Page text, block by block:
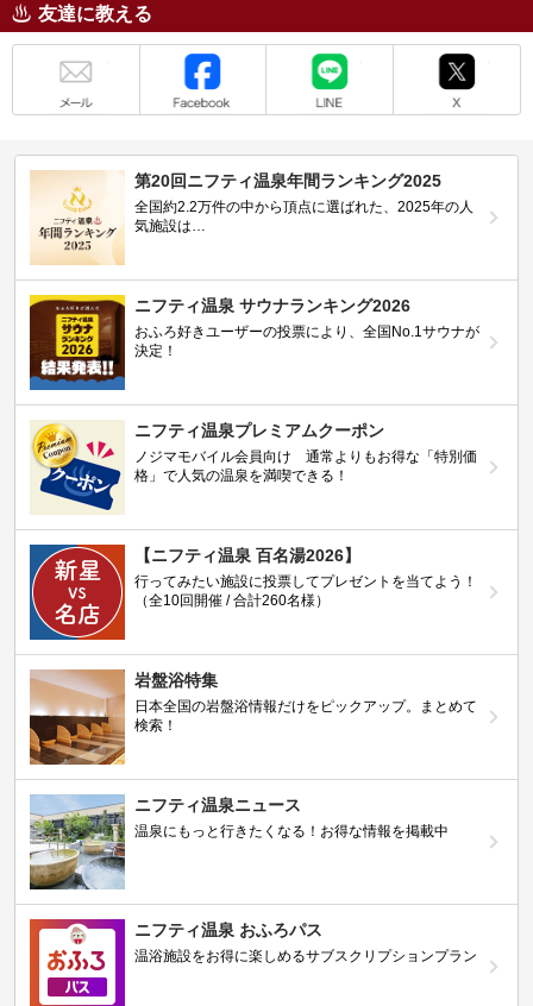
友達に教える
第20回ニフティ温泉年間ランキング2025
全国約2.2万件の中から頂点に選ばれた、2025年の人
気施設は…
ニフティ温泉 サウナランキング2026
おふろ好きユーザーの投票により、全国No.1サウナが
決定！
ニフティ温泉プレミアムクーポン
ノジマモバイル会員向け 通常よりもお得な「特別価
格」で人気の温泉を満喫できる！
【ニフティ温泉 百名湯2026】
行ってみたい施設に投票してプレゼントを当てよう！
（全10回開催 / 合計260名様）
岩盤浴特集
日本全国の岩盤浴情報だけをピックアップ。まとめて
検索！
ニフティ温泉ニュース
温泉にもっと行きたくなる！お得な情報を掲載中
ニフティ温泉 おふろパス
温浴施設をお得に楽しめるサブスクリプションプラン